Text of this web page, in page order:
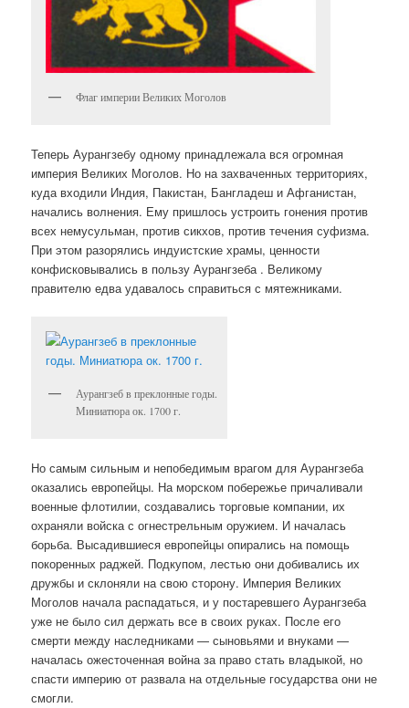
Флаг империи Великих Моголов
Теперь Аурангзебу одному принадлежала вся огромная
империя Великих Моголов. Но на захваченных территориях,
куда входили Индия, Пакистан, Бангладеш и Афганистан,
начались волнения. Ему пришлось устроить гонения против
всех немусульман, против сикхов, против течения суфизма.
При этом разорялись индуистские храмы, ценности
конфисковывались в пользу Аурангзеба . Великому
правителю едва удавалось справиться с мятежниками.
Аурангзеб в преклонные годы.
Миниатюра ок. 1700 г.
Но самым сильным и непобедимым врагом для Аурангзеба
оказались европейцы. На морском побережье причаливали
военные флотилии, создавались торговые компании, их
охраняли войска с огнестрельным оружием. И началась
борьба. Высадившиеся европейцы опирались на помощь
покоренных раджей. Подкупом, лестью они добивались их
дружбы и склоняли на свою сторону. Империя Великих
Моголов начала распадаться, и у постаревшего Аурангзеба
уже не было сил держать все в своих руках. После его
смерти между наследниками — сыновьями и внуками —
началась ожесточенная война за право стать владыкой, но
спасти империю от развала на отдельные государства они не
смогли.